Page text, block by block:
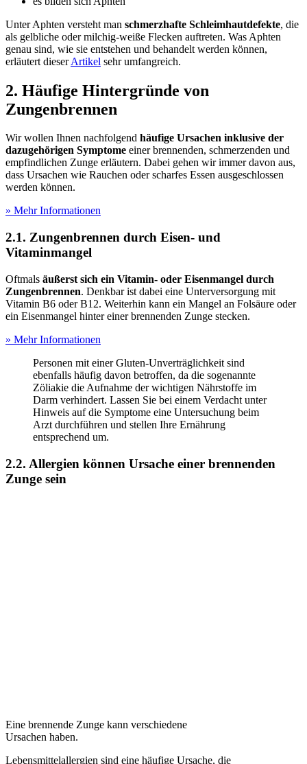
Unter Aphten versteht man schmerzhafte Schleimhautdefekte, die
als gelbliche oder milchig-weiße Flecken auftreten. Was Aphten
genau sind, wie sie entstehen und behandelt werden können,
erläutert dieserArtikel sehr umfangreich.
2. Häufige Hintergründe von
Zungenbrennen
Wir wollen Ihnen nachfolgend häufige Ursachen inklusive der
dazugehörigen Symptome einer brennenden, schmerzenden und
empfindlichen Zunge erläutern. Dabei gehen wir immer davon aus,
dass Ursachen wie Rauchen oder scharfes Essen ausgeschlossen
werden können.
» Mehr Informationen
2.1. Zungenbrennen durch Eisen- und
Vitaminmangel
Oftmals äußerst sich ein Vitamin- oder Eisenmangel durch
Zungenbrennen. Denkbar ist dabei eine Unterversorgung mit
Vitamin B6 oder B12. Weiterhin kann ein Mangel an Folsäure oder
ein Eisenmangel hinter einer brennenden Zunge stecken.
» Mehr Informationen
Personen mit einer Gluten-Unverträglichkeit sind
ebenfalls häufig davon betroffen, da die sogenannte
Zöliakie die Aufnahme der wichtigen Nährstoffe im
Darm verhindert. Lassen Sie bei einem Verdacht unter
Hinweis auf die Symptome eine Untersuchung beim
Arzt durchführen und stellen Ihre Ernährung
entsprechend um.
2.2. Allergien können Ursache einer brennenden
Zunge sein
Eine brennende Zunge kann verschiedene
Ursachen haben.
Lebensmittelallergien sind eine häufige Ursache, die